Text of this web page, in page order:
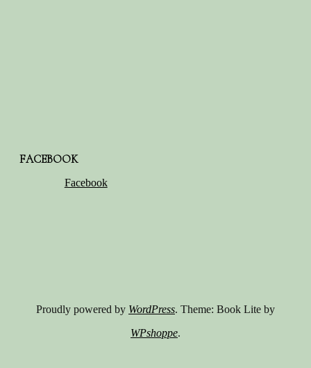
FACEBOOK
Facebook
Proudly powered by WordPress. Theme: Book Lite by
WPshoppe.